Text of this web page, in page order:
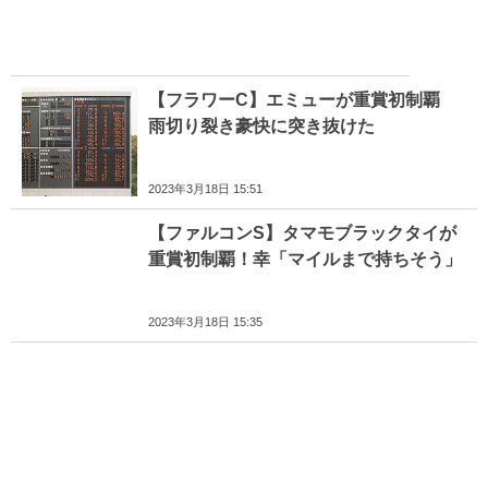
【フラワーC】エミューが重賞初制覇
雨切り裂き豪快に突き抜けた
2023年3月18日 15:51
【ファルコンS】タマモブラックタイが
重賞初制覇！幸「マイルまで持ちそう」
2023年3月18日 15:35